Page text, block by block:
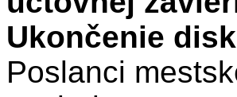
Ukončenie
Poslanci